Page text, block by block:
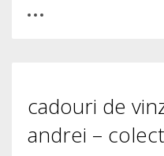
2018
cadouri de
andrei –